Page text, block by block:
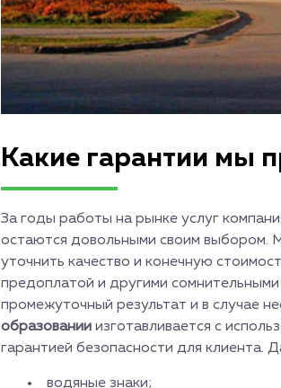
Какие гарантии мы
За годы работы на рынке услуг
остаются довольными своим выбором.
уточнить качество и конечную
предоплатой и другими
промежуточный результат и в случае
образовании изготавливается с
гарантией безопасности для клиента.
водяные знаки;